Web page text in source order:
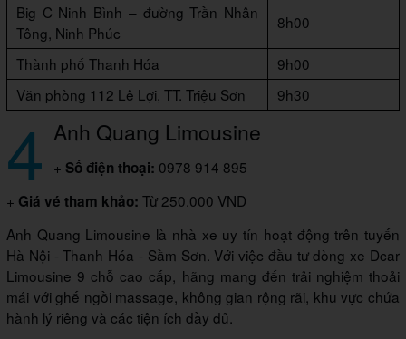
Big C Ninh Bình – đường Trần Nhân
Tông, Ninh Phúc
8h00
Thành phố Thanh Hóa
9h00
Văn phòng 112 Lê Lợi, TT. Triệu Sơn
9h30
4 Anh Quang Limousine
+ Số điện thoại: 0978 914 895
+ Giá vé tham khảo: Từ 250.000 VND
Anh Quang Limousine là nhà xe uy tín hoạt động trên tuyến
Hà Nội - Thanh Hóa - Sầm Sơn. Với việc đầu tư dòng xe Dcar
Limousine 9 chỗ cao cấp, hãng mang đến trải nghiệm thoải
mái với ghế ngồi massage, không gian rộng rãi, khu vực chứa
hành lý riêng và các tiện ích đầy đủ.